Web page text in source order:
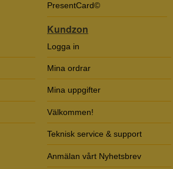
PresentCard©
Kundzon
Logga in
Mina ordrar
Mina uppgifter
Välkommen!
Teknisk service & support
Anmälan vårt Nyhetsbrev